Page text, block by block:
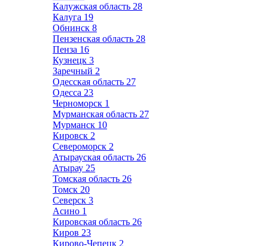
Калужская область 28
Калуга 19
Обнинск 8
Пензенская область 28
Пенза 16
Кузнецк 3
Заречный 2
Одесская область 27
Одесса 23
Черноморск 1
Мурманская область 27
Мурманск 10
Кировск 2
Североморск 2
Атырауская область 26
Атырау 25
Томская область 26
Томск 20
Северск 3
Асино 1
Кировская область 26
Киров 23
Кирово-Чепецк 2